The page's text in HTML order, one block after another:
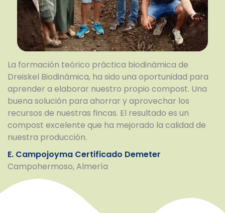
La formación teórico práctica biodinámica de
Dreiskel Biodinámica, ha sido una oportunidad para
aprender a elaborar nuestro propio compost. Una
buena solución para ahorrar y aprovechar los
recursos de nuestras fincas. El resultado es un
compost excelente que ha mejorado la calidad de
nuestra producción.
E. Campojoyma Certificado Demeter
Campohermoso, Almería